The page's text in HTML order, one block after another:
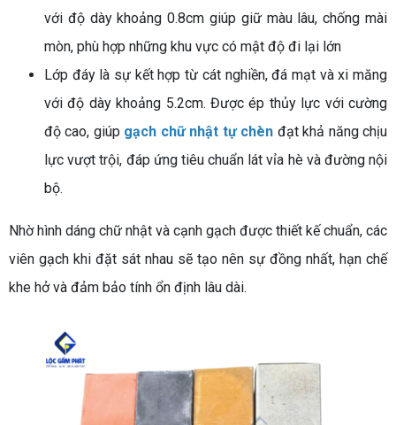
với độ dày khoảng 0.8cm giúp giữ màu lâu, chống mài
mòn, phù hợp những khu vực có mật độ đi lại lớn
Lớp đáy là sự kết hợp từ cát nghiền, đá mạt và xi măng
với độ dày khoảng 5.2cm. Được ép thủy lực với cường
độ cao, giúp gạch chữ nhật tự chèn đạt khả năng chịu
lực vượt trội, đáp ứng tiêu chuẩn lát vỉa hè và đường nội
bộ.
Nhờ hình dáng chữ nhật và cạnh gạch được thiết kế chuẩn, các
viên gạch khi đặt sát nhau sẽ tạo nên sự đồng nhất, hạn chế
khe hở và đảm bảo tính ổn định lâu dài.